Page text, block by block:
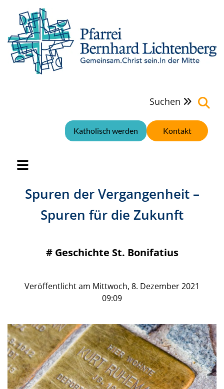
Suchen 
Kontakt
Katholisch werden
Spuren der Vergangenheit –
Spuren für die Zukunft
# Geschichte St. Bonifatius
Veröffentlicht am Mittwoch, 8. Dezember 2021
09:09